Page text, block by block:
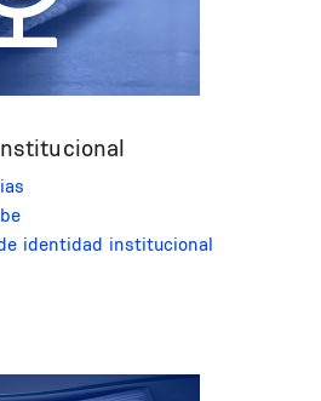
identidad institucional